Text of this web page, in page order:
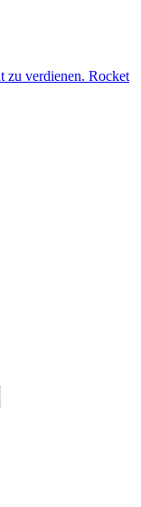
zu verdienen. Rocket